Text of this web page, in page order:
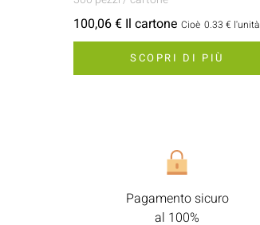
100,06 € Il cartone Cioè 0.33 € l'unità
SCOPRI DI PIÙ
Pagamento sicuro
al 100%